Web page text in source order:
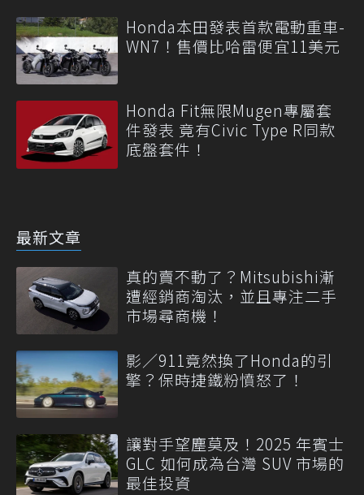
Honda本田發表首款電動重車-
WN7！售價比哈雷便宜11美元
Honda Fit無限Mugen專屬套
件發表 竟有Civic Type R同款
底盤套件！
最新文章
真的賣不動了？Mitsubishi漸
遭經銷商淘汰，並且專注二手
市場尋商機！
影／911竟然換了Honda的引
擎？保時捷鐵粉憤怒了！
讓對手望塵莫及！2025 年賓士
GLC 如何成為台灣 SUV 市場的
最佳投資